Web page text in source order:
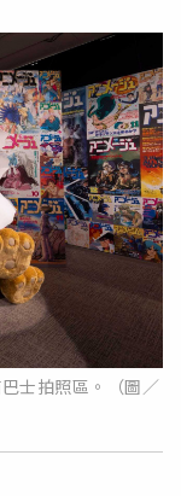
士拍照區。（圖／